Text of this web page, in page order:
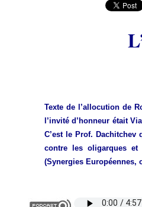
Texte de l’allocution de
l’invité d’honneur était
C’est le Prof.
contre les oligarques et
(Synergies Européennes,